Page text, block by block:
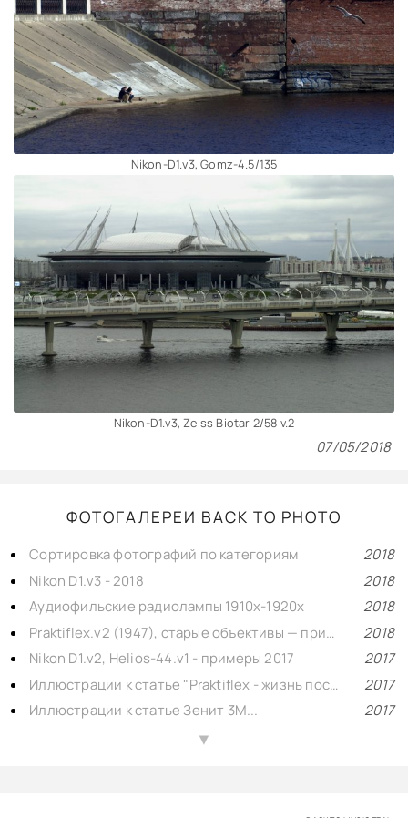
Nikon-D1.v3, Gomz-4.5/135
Nikon-D1.v3, Zeiss Biotar 2/58 v.2
07/05/2018
ФОТОГАЛЕРЕИ BACK TO PHOTO
Сортировка фотографий по категориям
2018
Nikon D1.v3 - 2018
2018
Аудиофильские радиолампы 1910х-1920х
2018
Praktiflex.v2 (1947), старые объективы — примеры
2018
Nikon D1.v2, Helios-44.v1 - примеры 2017
2017
Иллюстрации к статье "Praktiflex - жизнь после смерти"
2017
Иллюстрации к статье Зенит 3М...
2017
▲